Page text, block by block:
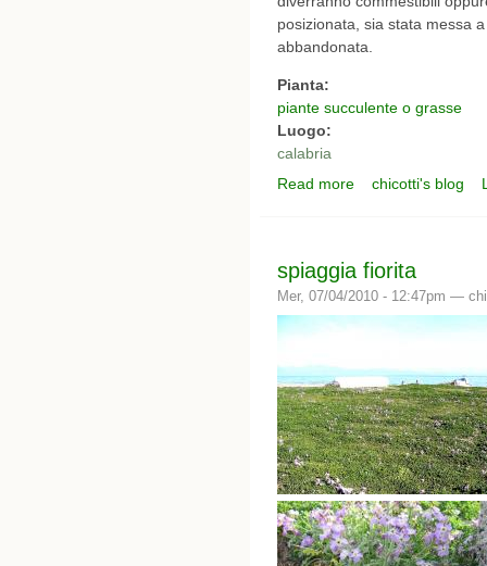
posizionata, sia stata messa
abbandonata.
Pianta:
piante succulente o grasse
Luogo:
calabria
Read more about piante grasse
chicotti's blog
spiaggia fiorita
Mer, 07/04/2010 - 12:47pm —